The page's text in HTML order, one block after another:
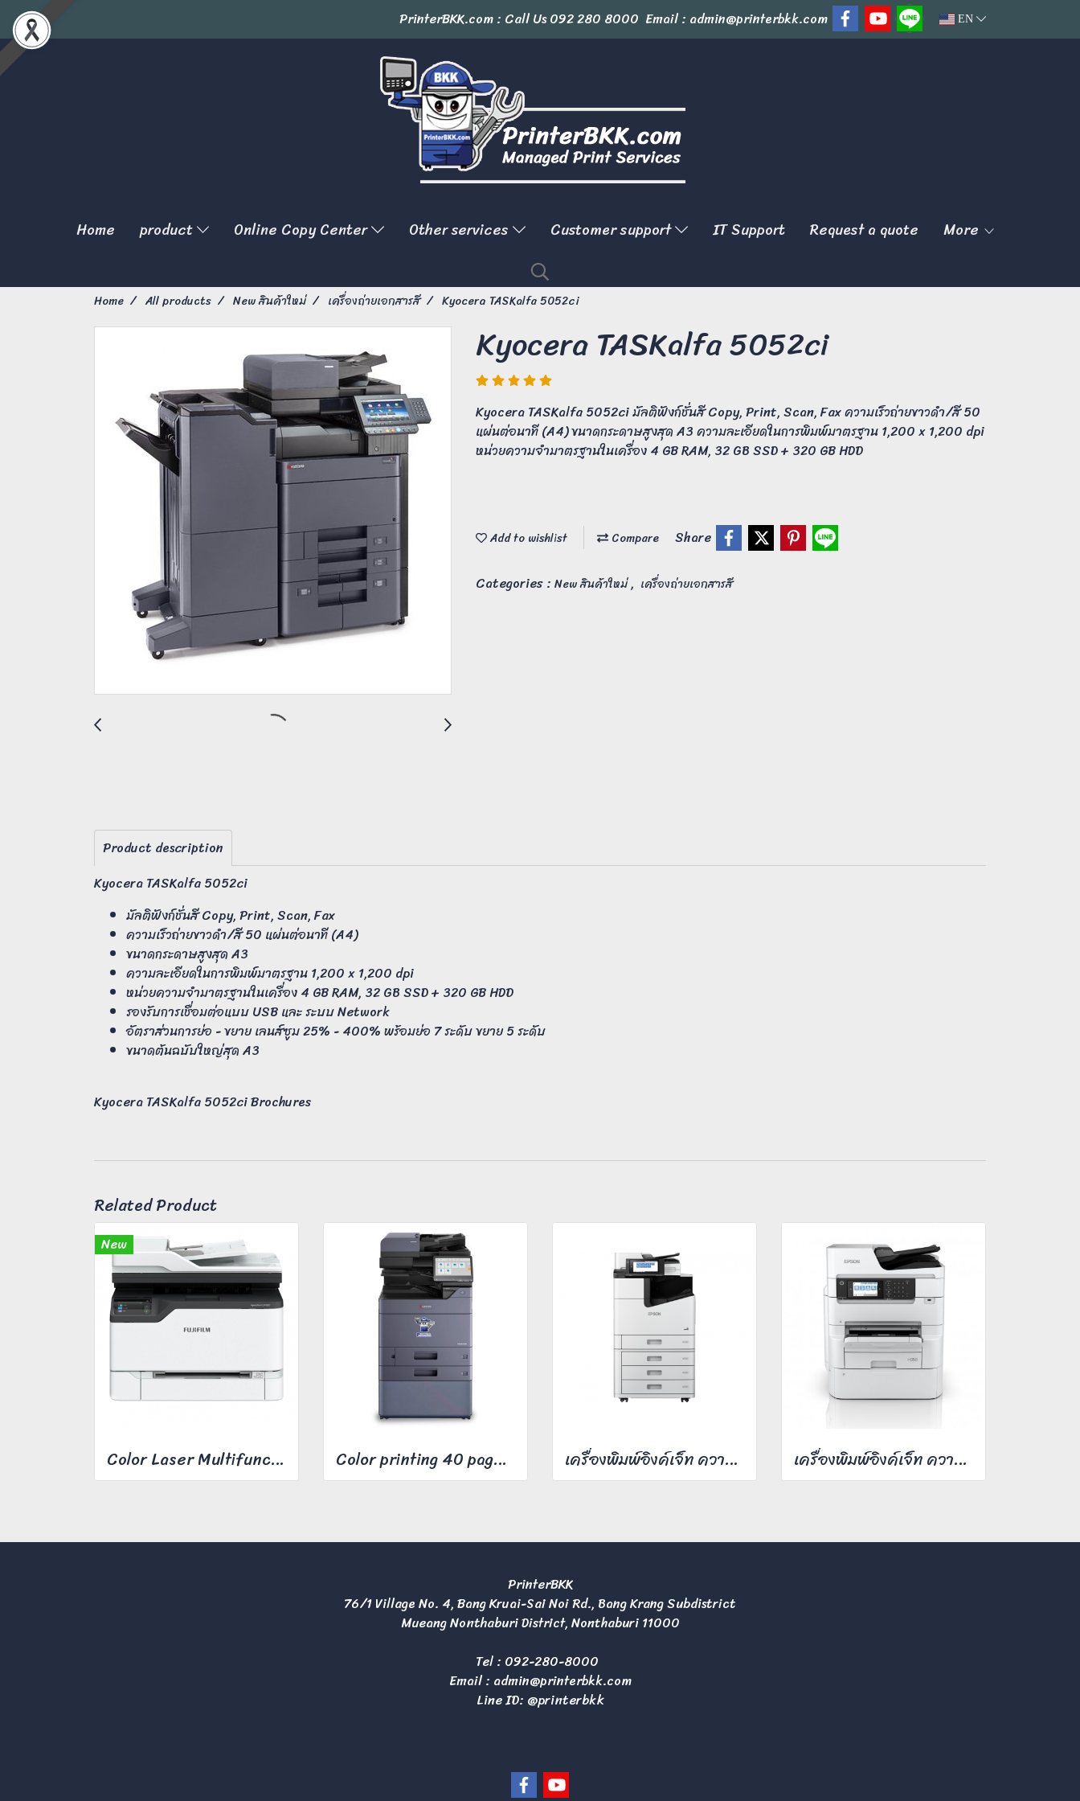
PrinterBKK.com : Call Us092 280 8000 Email : admin@printerbkk.com EN
Home product Online Copy Center Other services Customer support IT Support Request a quote More
Home All products New สินค้าใหม่ เครื่องถ่ายเอกสารสี Kyocera TASKalfa 5052ci
Kyocera TASKalfa 5052ci
Kyocera TASKalfa 5052ci มัลติฟังก์ชั่นสี Copy, Print, Scan, Fax ความเร็วถ่ายขาวดำ/สี 50
แผ่นต่อนาที (A4) ขนาดกระดาษสูงสุด A3 ความละเอียดในการพิมพ์มาตรฐาน 1,200 x 1,200 dpi
หน่วยความจำมาตรฐานในเครื่อง 4 GB RAM, 32 GB SSD + 320 GB HDD
Add to wishlist Compare
Share
Categories : New สินค้าใหม่, เครื่องถ่ายเอกสารสี
Product description
Kyocera TASKalfa 5052ci
มัลติฟังก์ชั่นสี Copy, Print, Scan, Fax
ความเร็วถ่ายขาวดำ/สี 50 แผ่นต่อนาที (A4)
ขนาดกระดาษสูงสุด A3
ความละเอียดในการพิมพ์มาตรฐาน 1,200 x 1,200 dpi
หน่วยความจำมาตรฐานในเครื่อง 4 GB RAM, 32 GB SSD + 320 GB HDD
รองรับการเชื่อมต่อแบบ USB และ ระบบ Network
อัตราส่วนการย่อ - ขยาย เลนส์ซูม 25% - 400% พร้อมย่อ 7 ระดับ ขยาย 5 ระดับ
ขนาดต้นฉบับใหญ่สุด A3
Kyocera TASKalfa 5052ci Brochures
Related Product
New
Color Laser Multifunction Printer ApeosPort C2410SD Color printing 40 pages/minute เครื่องพิมพ์อิงค์เจ็ท ความเร็วสี 60 หน้า/นาที เครื่องพิมพ์อิงค์เจ็ท ความเร็วสี 25 หน้า/นาที
PrinterBKK
76/1 Village No. 4, Bang Kruai-Sai Noi Rd., Bang Krang Subdistrict
Mueang Nonthaburi District, Nonthaburi 11000
Tel : 092-280-8000
Email : admin@printerbkk.com
Line ID: @printerbkk